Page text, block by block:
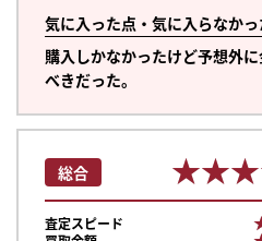
気に入った点・気に入らなかっ
購入しかなかったけど予想外
べきだった。
総合
査定スピード